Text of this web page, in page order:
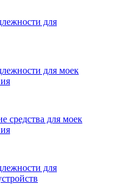
для
для моек
средства для моек
для